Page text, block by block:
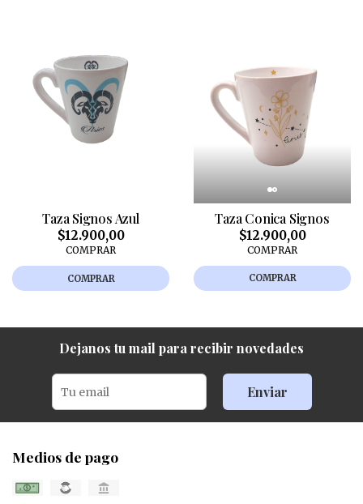
Taza Signos Azul
$12.900,00
COMPRAR
COMPRAR
Taza Conica Signos
$12.900,00
COMPRAR
COMPRAR
Dejanos tu mail para recibir novedades
Enviar
Medios de pago